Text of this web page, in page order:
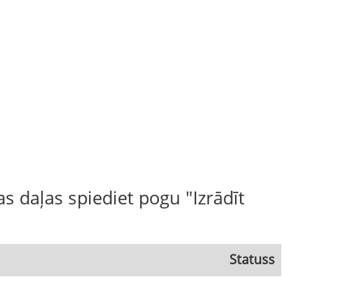
daļas spiediet pogu "Izrādīt
Statuss